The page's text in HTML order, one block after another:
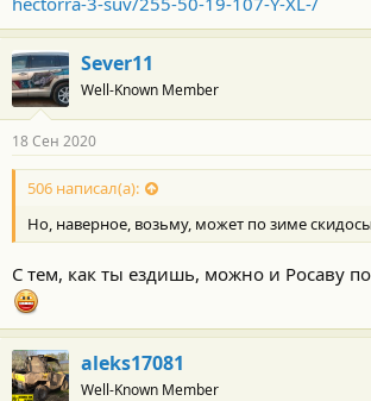
Sever11
Well-Known Member
18 Сен 2020
506 написал(а):
Но, наверное, возьму, может по зиме
С тем, как ты ездишь, можно и Росаву
aleks17081
Well-Known Member